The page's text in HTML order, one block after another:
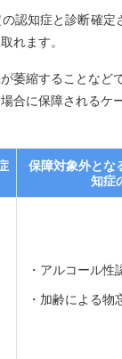
認知症と診断確定
れます。
萎縮することなど
合に保障されるケ
保障対象外とな
知症
アルコール性
加齢による物